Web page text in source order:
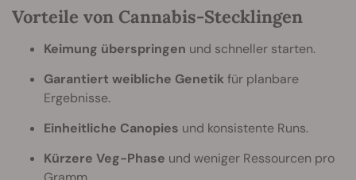
Vorteile von Cannabis-Stecklingen
Keimung überspringen und schneller starten.
Garantiert weibliche Genetikfür planbare
Ergebnisse.
Einheitliche Canopies und konsistente Runs.
Kürzere Veg-Phase und weniger Ressourcen pro